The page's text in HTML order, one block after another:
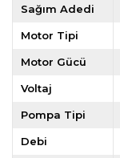
Sağım Adedi
Motor Tipi
Motor Gücü
Voltaj
Pompa Tipi
Debi